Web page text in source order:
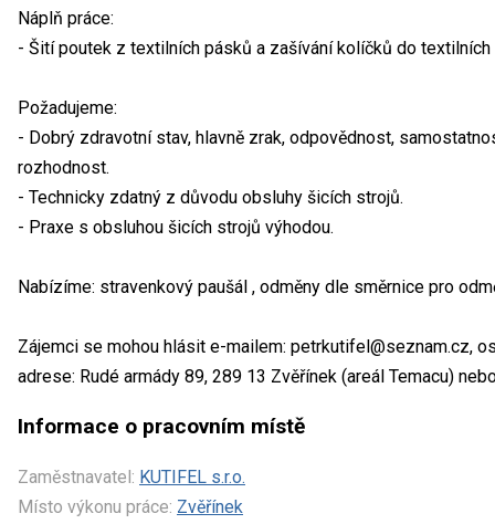
Náplň práce:
- Šití poutek z textilních pásků a zašívání kolíčků do
Požadujeme:
- Dobrý zdravotní stav, hlavně zrak, odpovědnost,
rozhodnost.
- Technicky zdatný z důvodu obsluhy šicích strojů.
- Praxe s obsluhou šicích strojů výhodou.
Nabízíme: stravenkový paušál , odměny dle směrnice pro
Zájemci se mohou hlásit e-mailem: petrkutifel@seznam.cz,
adrese: Rudé armády 89, 289 13 Zvěřínek (areál Temacu)
Informace o pracovním místě
Zaměstnavatel: KUTIFEL s.r.o.
Místo výkonu práce: Zvěřínek